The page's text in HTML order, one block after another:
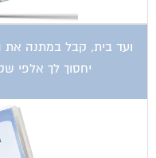
ועד בית, קבל במתנה את
יחסוך לך אלפי